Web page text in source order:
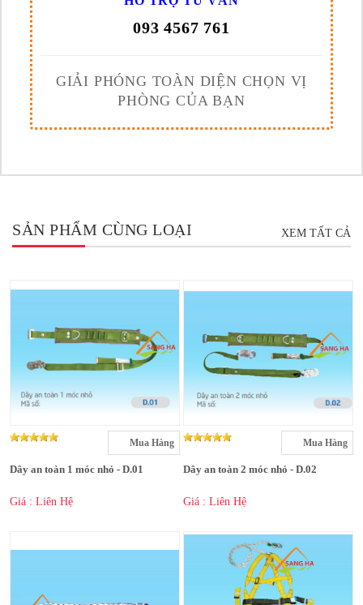
093 4567 761
GIẢI PHÓNG TOÀN DIỆN CHỌN VỊ
PHÒNG CỦA BẠN
SẢN PHẨM CÙNG LOẠI XEM TẤT CẢ
Mua Hàng
Dây an toàn 1 móc nhỏ - D.01
Giá : Liên Hệ
Mua Hàng
Dây an toàn 2 móc nhỏ - D.02
Giá : Liên Hệ